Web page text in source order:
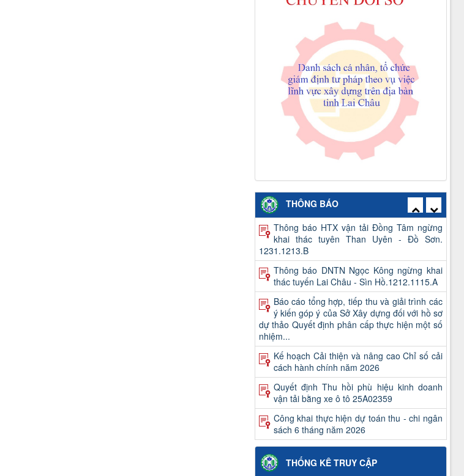
THÔNG BÁO
Thông báo công khai việc mua sắm, hình
thành tài sản công năm 2026
Thông báo HTX vận tải Đồng Tâm ngừng
khai thác tuyên Than Uyên - Đồ Sơn.
1231.1213.B
Thông báo DNTN Ngọc Kông ngừng khai
thác tuyến Lai Châu - Sìn Hồ.1212.1115.A
Báo cáo tổng hợp, tiếp thu và giải trình các
ý kiến góp ý của Sở Xây dựng đối với hồ sơ
dự thảo Quyết định phân cấp thực hiện một số
nhiệm...
Kế hoạch Cải thiện và nâng cao Chỉ số cải
cách hành chính năm 2026
Quyết định Thu hồi phù hiệu kinh doanh
vận tải bằng xe ô tô 25A02359
Công khai thực hiện dự toán thu - chi ngân
sách 6 tháng năm 2026
Quyết định kết quả kỳ xét thăng hạng và
danh sách viên chức trúng tuyển kỳ xét
thăng hạng chức danh nghề nghiệp viên chức
THỐNG KÊ TRUY CẬP